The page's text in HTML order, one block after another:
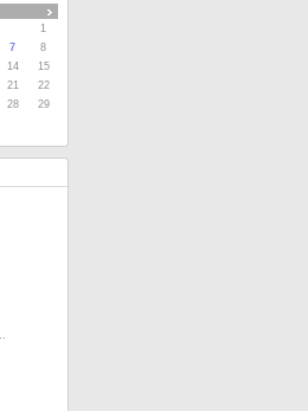
1
7
8
14
15
21
22
28
29